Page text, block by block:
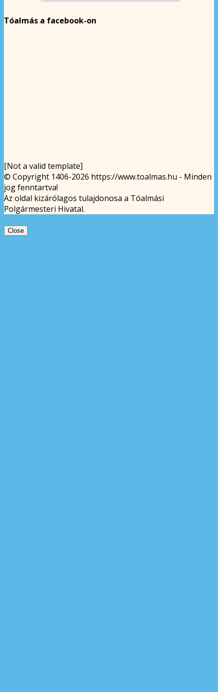
Tóalmás a facebook-on
[Not a valid template]
© Copyright 1406-2026 https://www.toalmas.hu - Minden
jog fenntartva!
Az oldal kizárólagos tulajdonosa a Tóalmási
Polgármesteri Hivatal.
Close